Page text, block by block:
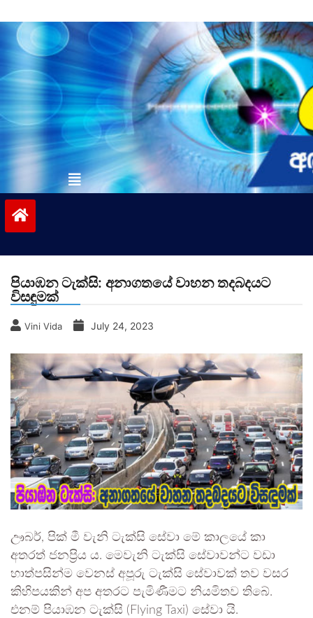
to
contentvinivida.lk
පියාඹන ටැක්සි: අනාගතයේ වාහන තදබදයට
විසඳුමක්
Vini Vida July 24, 2023
ඌබර්, පික් මී වැනි ටැක්සි සේවා මේ කාලයේ කා
අතරත් ජනප්‍රිය ය. මෙවැනි ටැක්සි සේවාවන්ට වඩා
හාත්පසින්ම වෙනස් අපූරු ටැක්සි සේවාවක් තව වසර
කිහිපයකින් අප අතරට පැමිණීමට නියමිතව තිබේ.
එනම් පියාඹන ටැක්සි (Flying Taxi) සේවා යි.